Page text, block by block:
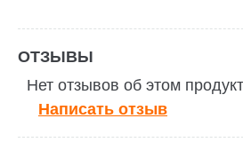
ОТЗЫВЫ
Нет отзывов об этом
Написать отзыв